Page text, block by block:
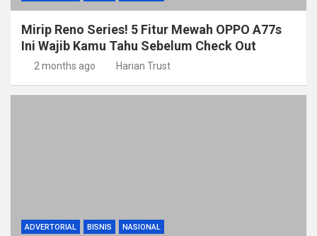
Mirip Reno Series! 5 Fitur Mewah OPPO A77s
Ini Wajib Kamu Tahu Sebelum Check Out
2 months ago Harian Trust
ADVERTORIAL BISNIS NASIONAL